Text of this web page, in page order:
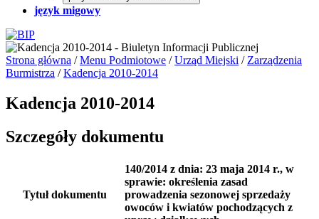
język migowy
Strona główna /Menu Podmiotowe /Urząd Miejski / Zarządzenia
Burmistrza /Kadencja 2010-2014
Kadencja 2010-2014
Szczegóły dokumentu
Tytuł dokumentu
140/2014 z dnia: 23 maja 2014 r., w
sprawie: określenia zasad
prowadzenia sezonowej sprzedaży
owoców i kwiatów pochodzących z